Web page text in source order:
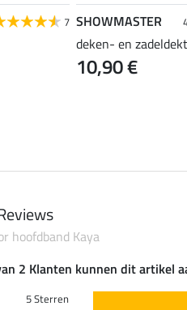
7 SHOWMASTER
deken- en
10,90 €
hoofdband Kaya
2 Klanten kunnen dit artikel
5 Sterren